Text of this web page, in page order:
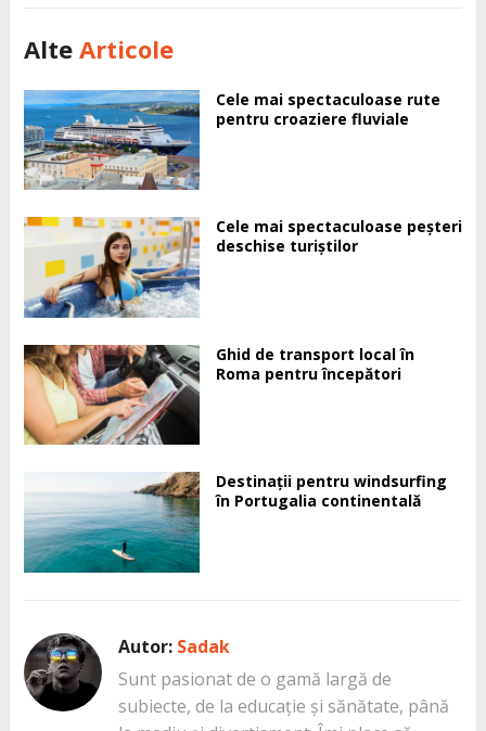
Alte Articole
Cele mai spectaculoase rute
pentru croaziere fluviale
Cele mai spectaculoase peșteri
deschise turiștilor
Ghid de transport local în
Roma pentru începători
Destinații pentru windsurfing
în Portugalia continentală
Autor: Sadak
Sunt pasionat de o gamă largă de
subiecte, de la educație și sănătate, până